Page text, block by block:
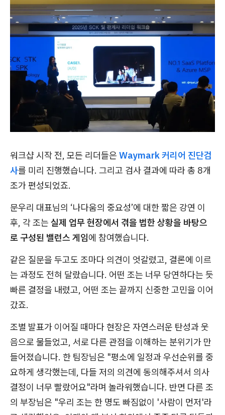
워크샵 시작 전, 모든 리더들은 Waymark 커리어 진단검
사를 미리 진행했습니다. 그리고 검사 결과에 따라 총 8개
조가 편성되었죠.
문우리 대표님의 ‘나다움의 중요성’에 대한 짧은 강연 이
후, 각 조는 실제 업무 현장에서 겪을 법한 상황을 바탕으
로 구성된 밸런스 게임에 참여했습니다.
같은 질문을 두고도 조마다 의견이 엇갈렸고, 결론에 이르
는 과정도 전혀 달랐습니다. 어떤 조는 너무 당연하다는 듯
빠른 결정을 내렸고, 어떤 조는 끝까지 신중한 고민을 이어
갔죠.
조별 발표가 이어질 때마다 현장은 자연스러운 탄성과 웃
음으로 물들었고, 서로 다른 관점을 이해하는 분위기가 만
들어졌습니다. 한 팀장님은 "평소에 일정과 우선순위를 중
요하게 생각했는데, 다들 저의 의견에 동의해주셔서 의사
결정이 너무 빨랐어요"라며 놀라워했습니다. 반면 다른 조
의 부장님은 "우리 조는 한 명도 빠짐없이 '사람이 먼저'라